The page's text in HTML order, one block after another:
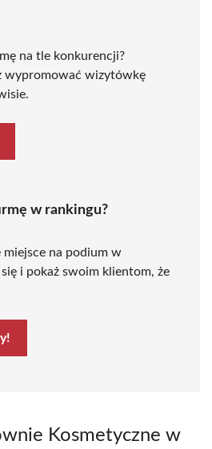
na tle konkurencji?
wypromować wizytówkę
w rankingu?
na podium w
i pokaż swoim klientom, że
Kosmetyczne w